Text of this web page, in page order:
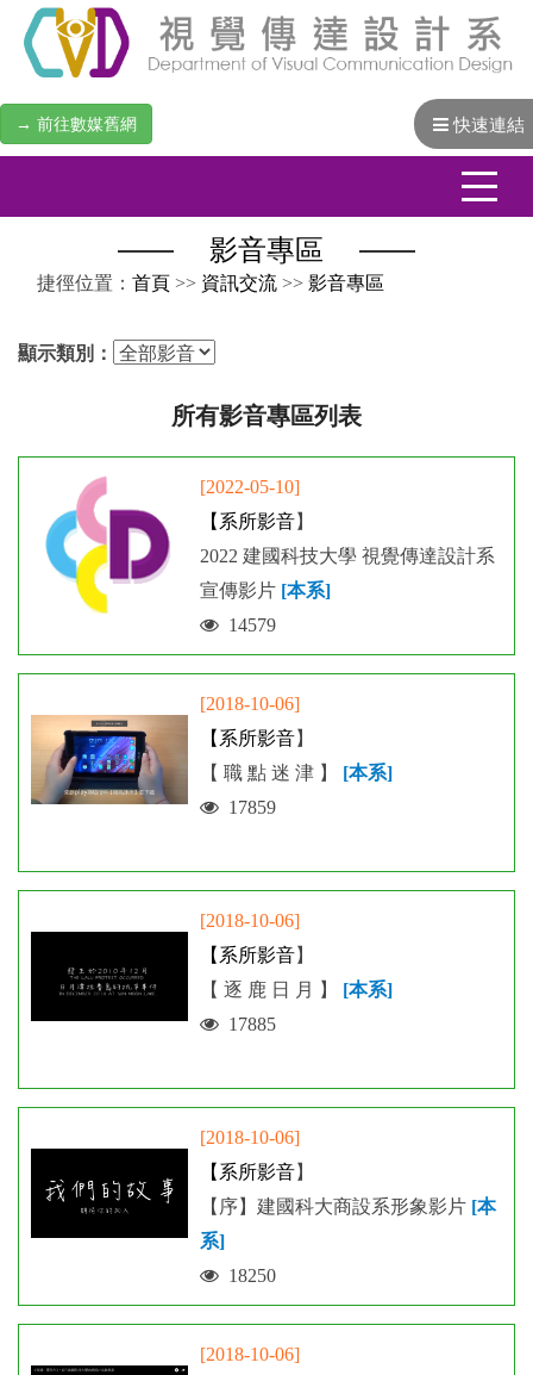
→ 前往數媒舊網
影音專區
捷徑位置： 首頁 >> 資訊交流 >> 影音專區
顯示類別：
所有影音專區列表
[2022-05-10]
【 系所影音】
2022 建國科技大學 視覺傳達設計系
宣傳影片 [本系]
14579
[2018-10-06]
【 系所影音】
【 職 點 迷 津 】 [本系]
17859
[2018-10-06]
【 系所影音】
【 逐 鹿 日 月 】 [本系]
17885
[2018-10-06]
【 系所影音】
【序】建國科大商設系形象影片 [本
系]
18250
[2018-10-06]
快速連結